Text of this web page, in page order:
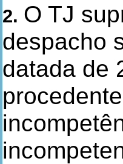
2. O TJ
despacho
datada de